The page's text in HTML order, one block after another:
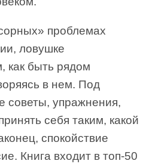
проблемах
ловушке
как быть рядом
в нем. Под
советы, упражнения,
себя таким, какой
спокойствие
Книга входит в топ-50